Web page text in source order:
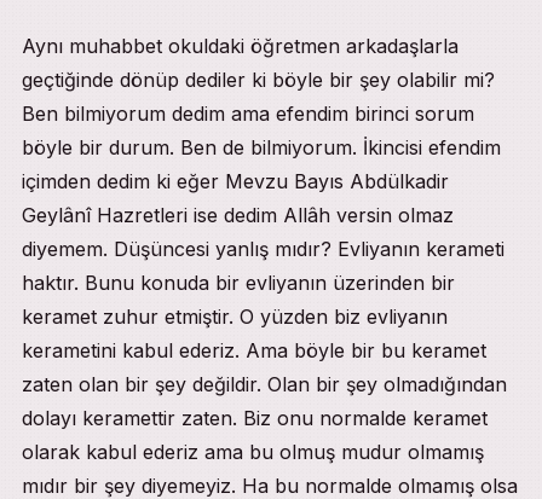
Aynı muhabbet okuldaki öğretmen arkadaşlarla
geçtiğinde dönüp dediler ki böyle bir şey olabilir mi?
Ben bilmiyorum dedim ama efendim birinci sorum
böyle bir durum. Ben de bilmiyorum. İkincisi efendim
içimden dedim ki eğer Mevzu Bayıs Abdülkadir
Geylânî Hazretleri ise dedim Allâh versin olmaz
diyemem. Düşüncesi yanlış mıdır? Evliyanın kerameti
haktır. Bunu konuda bir evliyanın üzerinden bir
keramet zuhur etmiştir. O yüzden biz evliyanın
kerametini kabul ederiz. Ama böyle bir bu keramet
zaten olan bir şey değildir. Olan bir şey olmadığından
dolayı keramettir zaten. Biz onu normalde keramet
olarak kabul ederiz ama bu olmuş mudur olmamış
mıdır bir şey diyemeyiz. Ha bu normalde olmamış olsa